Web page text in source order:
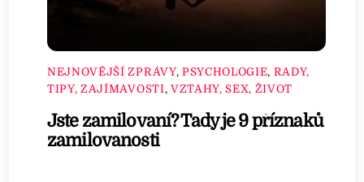
NEJNOVĚJŠÍ ZPRÁVY, PSYCHOLOGIE, RADY,
TIPY, ZAJÍMAVOSTI, VZTAHY, SEX, ŽIVOT
Jste zamilovaní? Tady je 9 příznaků
zamilovanosti